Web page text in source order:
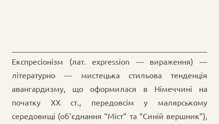
Експресіонізм (лат. expression — вираження) —
літературно — мистецька стильова тенденція
авангардизму, що оформилася в Німеччині на
початку XX ст., передовсім у малярському
середовищі (об’єднання “Міст” та “Синій вершник”),